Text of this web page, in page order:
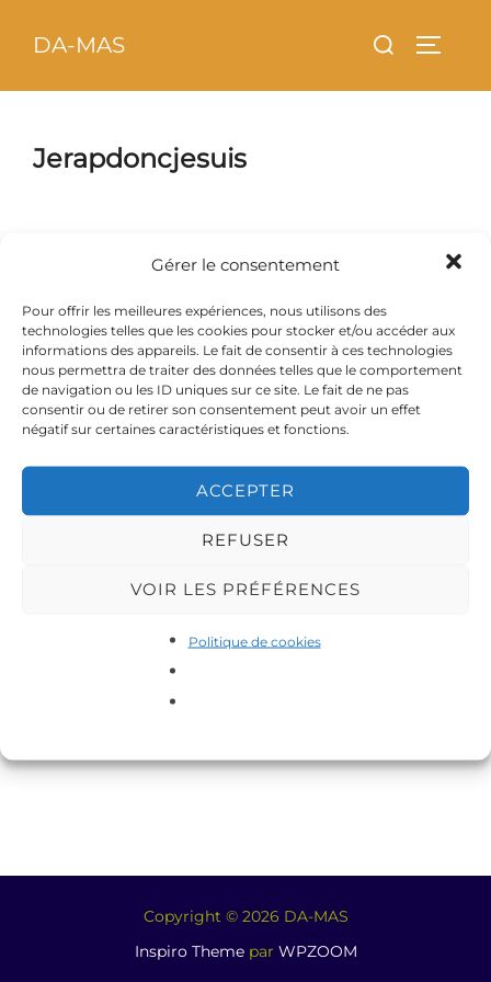
Gérer le consentement
Pour offrir les meilleures expériences, nous utilisons des
technologies telles que les cookies pour stocker et/ou accéder aux
informations des appareils. Le fait de consentir à ces technologies
nous permettra de traiter des données telles que le comportement
de navigation ou les ID uniques sur ce site. Le fait de ne pas
consentir ou de retirer son consentement peut avoir un effet
négatif sur certaines caractéristiques et fonctions.
ACCEPTER
REFUSER
VOIR LES PRÉFÉRENCES
Politique de cookies
DA-MAS Rechercher :
Jerapdoncjesuis
Copyright © 2026 DA-MAS
Inspiro Themepar WPZOOM